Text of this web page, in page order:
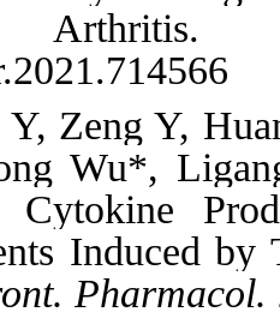
Arthritis.
Y, Zeng Y,
Wu*,
Cytokine
Induced by
Pharmacol.